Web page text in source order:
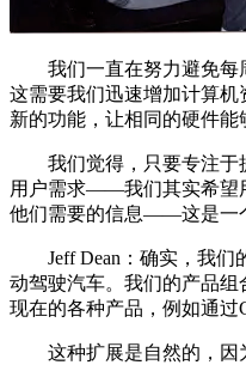
我们一直在努力避免每
这需要我们迅速增加计算
新的功能，让相同的硬件能
我们觉得，只要专注于
用户需求——我们其实希望
他们需要的信息——这是一
Jeff Dean：确实，我们
动驾驶汽车。我们的产品组
现在的各种产品，例如通过
这种扩展是自然的，因